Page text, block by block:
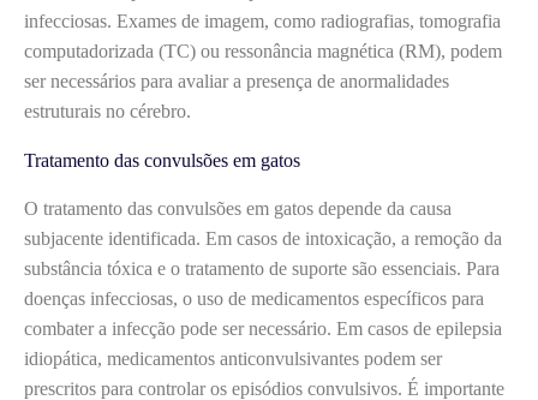
infecciosas. Exames de imagem, como radiografias, tomografia
computadorizada (TC) ou ressonância magnética (RM), podem
ser necessários para avaliar a presença de anormalidades
estruturais no cérebro.
Tratamento das convulsões em gatos
O tratamento das convulsões em gatos depende da causa
subjacente identificada. Em casos de intoxicação, a remoção da
substância tóxica e o tratamento de suporte são essenciais. Para
doenças infecciosas, o uso de medicamentos específicos para
combater a infecção pode ser necessário. Em casos de epilepsia
idiopática, medicamentos anticonvulsivantes podem ser
prescritos para controlar os episódios convulsivos. É importante